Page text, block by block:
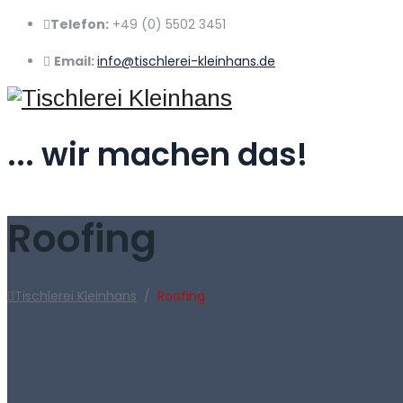
Telefon: +49 (0) 5502 3451
Email:info@tischlerei-kleinhans.de
... wir machen das!
Roofing
Tischlerei Kleinhans / Roofing